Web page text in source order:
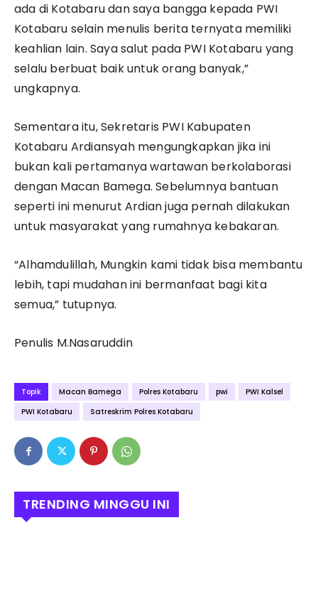
ada di Kotabaru dan saya bangga kepada PWI
Kotabaru selain menulis berita ternyata memiliki
keahlian lain. Saya salut pada PWI Kotabaru yang
selalu berbuat baik untuk orang banyak,”
ungkapnya.
Sementara itu, Sekretaris PWI Kabupaten
Kotabaru Ardiansyah mengungkapkan jika ini
bukan kali pertamanya wartawan berkolaborasi
dengan Macan Bamega. Sebelumnya bantuan
seperti ini menurut Ardian juga pernah dilakukan
untuk masyarakat yang rumahnya kebakaran.
“Alhamdulillah, Mungkin kami tidak bisa membantu
lebih, tapi mudahan ini bermanfaat bagi kita
semua,” tutupnya.
Penulis M.Nasaruddin
Topik Macan Bamega Polres Kotabaru pwi
PWI Kalsel
PWI Kotabaru
Satreskrim Polres Kotabaru
TRENDING MINGGU INI